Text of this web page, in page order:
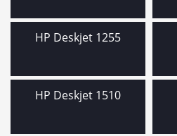
HP Deskjet 1255
HP Deskjet 1510